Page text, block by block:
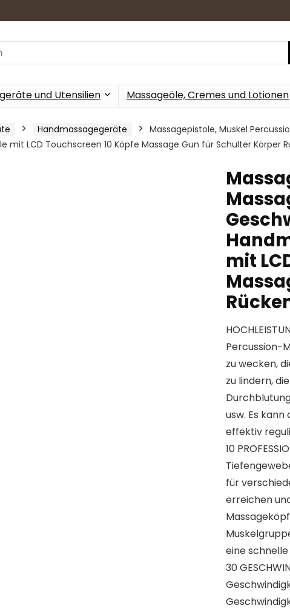
und Utensilien Massageöle, Cremes und Lotionen
Handmassagegeräte
Massagepistole, Muskel
mit LCD Touchscreen 10 Köpfe Massage Gun für Schulter Körper
mit
Percussion-
zu wecken,
zu lindern,
usw. Es
effektiv
10
für
erreichen
eine
30